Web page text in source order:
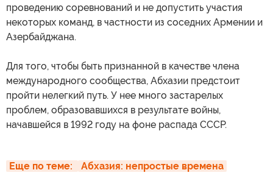
проведению соревнований и не допустить участия
некоторых команд, в частности из соседних Армении и
Азербайджана.
Для того, чтобы быть признанной в качестве члена
международного сообщества, Абхазии предстоит
пройти нелегкий путь. У нее много застарелых
проблем, образовавшихся в результате войны,
начавшейся в 1992 году на фоне распада СССР.
Еще по теме: Абхазия: непростые времена